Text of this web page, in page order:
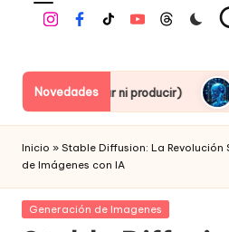
InstagramFacebookTiktokYoutubeThreads
Novedades
ni producir) ¿Está la
Inicio » Stable Diffusion: La
de Imágenes con IA
Posted
Generación de Imagenes